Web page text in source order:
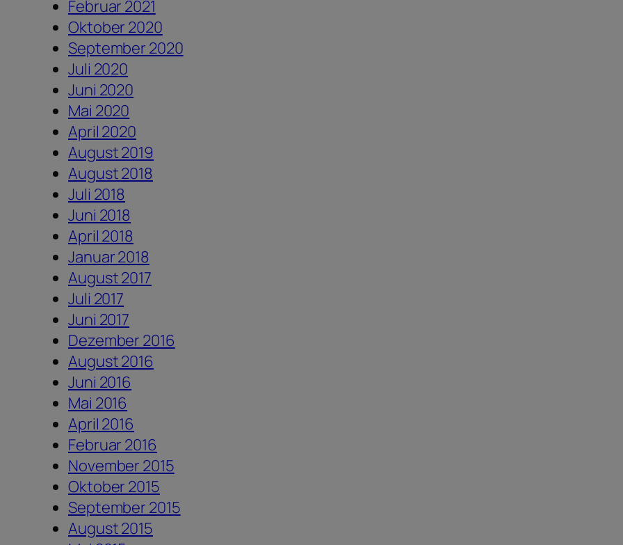
Februar 2021
Oktober 2020
September 2020
Juli 2020
Juni 2020
Mai 2020
April 2020
August 2019
August 2018
Juli 2018
Juni 2018
April 2018
Januar 2018
August 2017
Juli 2017
Juni 2017
Dezember 2016
August 2016
Juni 2016
Mai 2016
April 2016
Februar 2016
November 2015
Oktober 2015
September 2015
August 2015